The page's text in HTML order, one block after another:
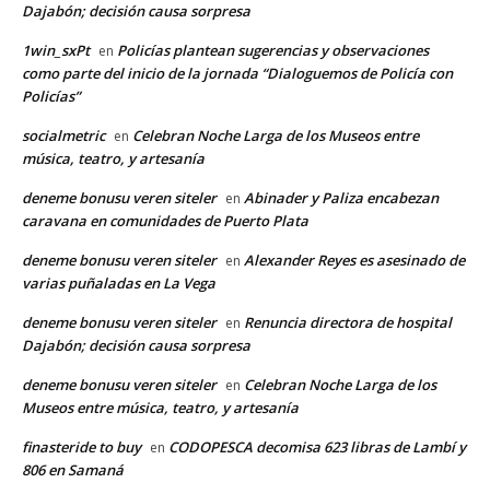
Dajabón; decisión causa sorpresa
1win_sxPt en Policías plantean sugerencias y observaciones
como parte del inicio de la jornada “Dialoguemos de Policía con
Policías”
socialmetric en Celebran Noche Larga de los Museos entre
música, teatro, y artesanía
deneme bonusu veren siteler en Abinader y Paliza encabezan
caravana en comunidades de Puerto Plata
deneme bonusu veren siteler en Alexander Reyes es asesinado de
varias puñaladas en La Vega
deneme bonusu veren siteler en Renuncia directora de hospital
Dajabón; decisión causa sorpresa
deneme bonusu veren siteler en Celebran Noche Larga de los
Museos entre música, teatro, y artesanía
finasteride to buy en CODOPESCA decomisa 623 libras de Lambí y
806 en Samaná